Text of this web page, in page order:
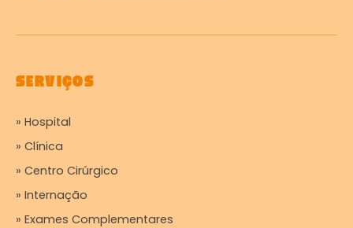
SERVIÇOS
» Hospital
» Clínica
» Centro Cirúrgico
» Internação
» Exames Complementares